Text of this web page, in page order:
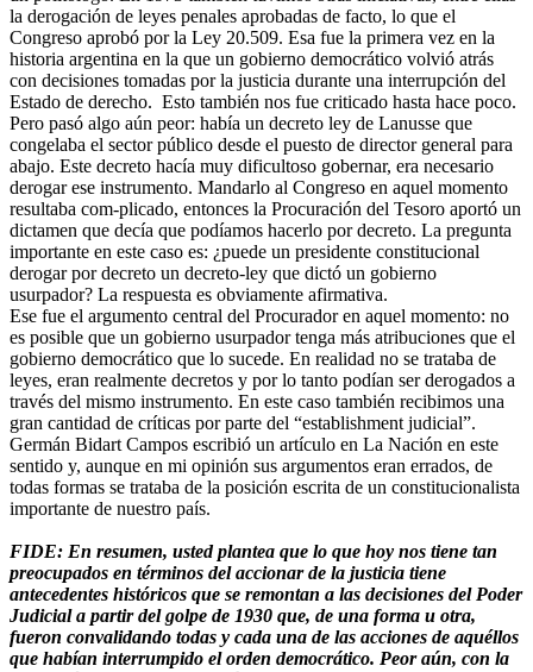
la derogación de leyes penales aprobadas de facto, lo que el
Congreso aprobó por la Ley 20.509. Esa fue la primera vez en la
historia argentina en la que un gobierno democrático volvió atrás
con decisiones tomadas por la justicia durante una interrupción del
Estado de derecho. Esto también nos fue criticado hasta hace poco.
Pero pasó algo aún peor: había un decreto ley de Lanusse que
congelaba el sector público desde el puesto de director general para
abajo. Este decreto hacía muy dificultoso gobernar, era necesario
derogar ese instrumento. Mandarlo al Congreso en aquel momento
resultaba com-plicado, entonces la Procuración del Tesoro aportó un
dictamen que decía que podíamos hacerlo por decreto. La pregunta
importante en este caso es: ¿puede un presidente constitucional
derogar por decreto un decreto-ley que dictó un gobierno
usurpador? La respuesta es obviamente afirmativa.
Ese fue el argumento central del Procurador en aquel momento: no
es posible que un gobierno usurpador tenga más atribuciones que el
gobierno democrático que lo sucede. En realidad no se trataba de
leyes, eran realmente decretos y por lo tanto podían ser derogados a
través del mismo instrumento. En este caso también recibimos una
gran cantidad de críticas por parte del “establishment judicial”.
Germán Bidart Campos escribió un artículo en La Nación en este
sentido y, aunque en mi opinión sus argumentos eran errados, de
todas formas se trataba de la posición escrita de un constitucionalista
importante de nuestro país.
FIDE: En resumen, usted plantea que lo que hoy nos tiene tan
preocupados en términos del accionar de la justicia tiene
antecedentes históricos que se remontan a las decisiones del Poder
Judicial a partir del golpe de 1930 que, de una forma u otra,
fueron convalidando todas y cada una de las acciones de aquéllos
que habían interrumpido el orden democrático. Peor aún, con la